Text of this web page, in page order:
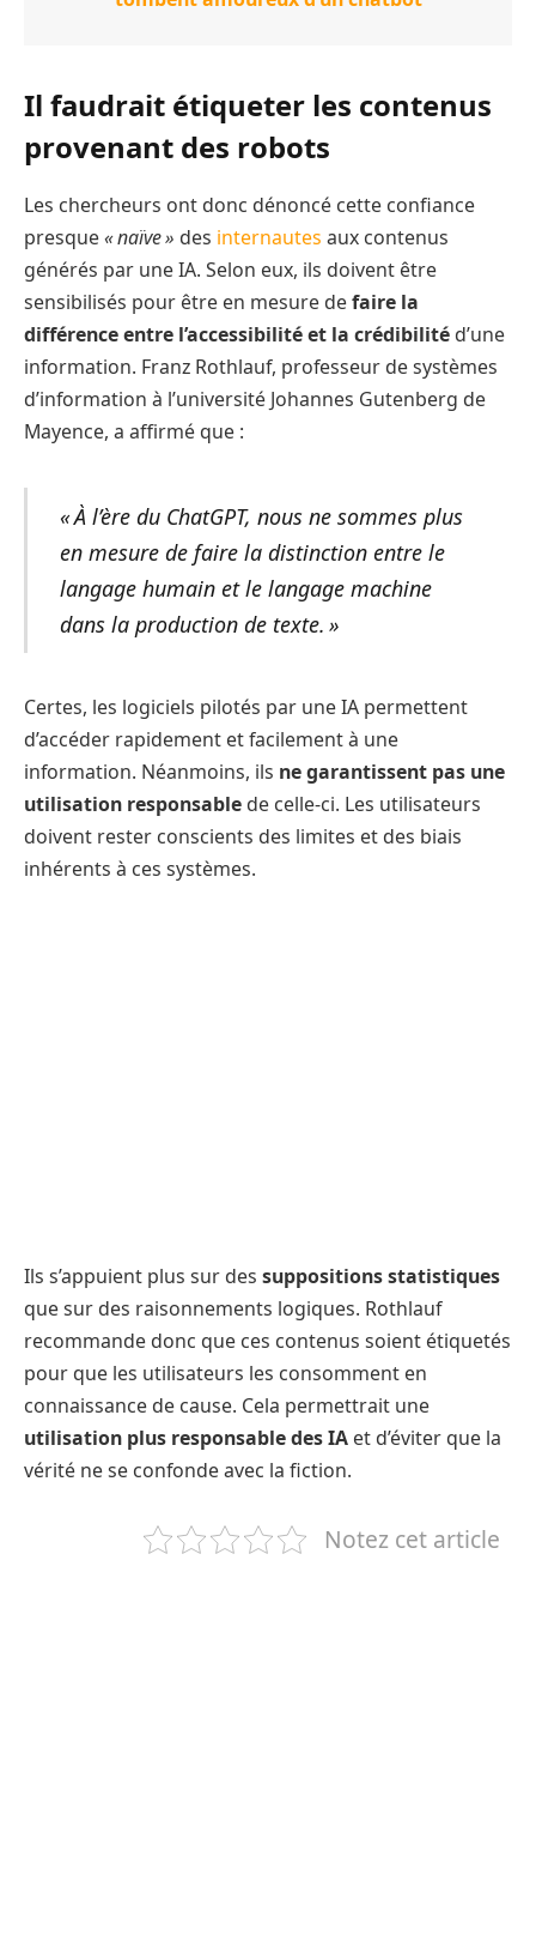
Il faudrait étiqueter les contenus
provenant des robots
Les chercheurs ont donc dénoncé cette confiance
presque« naïve » des internautes aux contenus
générés par une IA. Selon eux, ils doivent être
sensibilisés pour être en mesure defaire la
différence entre l’accessibilité et la crédibilité d’une
information. Franz Rothlauf, professeur de systèmes
d’information à l’université Johannes Gutenberg de
Mayence, a affirmé que :
« À l’ère du ChatGPT, nous ne sommes plus
en mesure de faire la distinction entre le
langage humain et le langage machine
dans la production de texte. »
Certes, les logiciels pilotés par une IA permettent
d’accéder rapidement et facilement à une
information. Néanmoins, ils ne garantissent pas une
utilisation responsable de celle-ci. Les utilisateurs
doivent rester conscients des limites et des biais
inhérents à ces systèmes.
Ils s’appuient plus sur des suppositions statistiques
que sur des raisonnements logiques. Rothlauf
recommande donc que ces contenus soient étiquetés
pour que les utilisateurs les consomment en
connaissance de cause. Cela permettrait une
utilisation plus responsable des IA et d’éviter que la
vérité ne se confonde avec la fiction.
Notez cet article